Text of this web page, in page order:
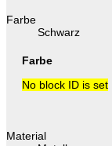
Farbe
Schwarz
Farbe
No block ID is set
Material